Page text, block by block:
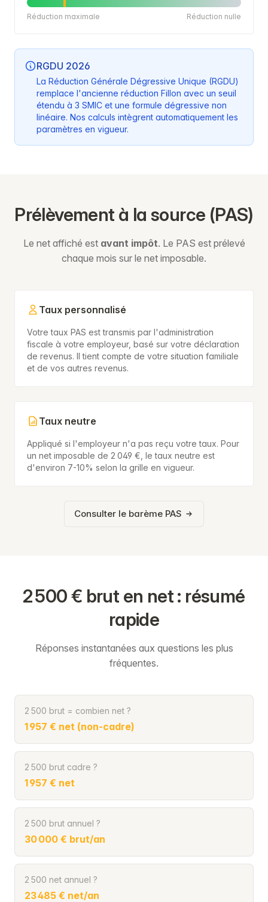
Réduction maximale Réduction nulle
RGDU 2026
La Réduction Générale Dégressive Unique (RGDU)
remplace l'ancienne réduction Fillon avec un seuil
étendu à 3 SMIC et une formule dégressive non
linéaire. Nos calculs intègrent automatiquement les
paramètres en vigueur.
Prélèvement à la source (PAS)
Le net affiché est avant impôt. Le PAS est prélevé
chaque mois sur le net imposable.
Taux personnalisé
Votre taux PAS est transmis par l'administration
fiscale à votre employeur, basé sur votre déclaration
de revenus. Il tient compte de votre situation familiale
et de vos autres revenus.
Taux neutre
Appliqué si l'employeur n'a pas reçu votre taux. Pour
un net imposable de 2 049 €, le taux neutre est
d'environ 7-10% selon la grille en vigueur.
Consulter le barème PAS
2 500 € brut en net : résumé
rapide
Réponses instantanées aux questions les plus
fréquentes.
2 500 brut = combien net ?
1 957 € net (non-cadre)
2 500 brut cadre ?
1 957 € net
2 500 brut annuel ?
30 000 € brut/an
2 500 net annuel ?
23 485 € net/an